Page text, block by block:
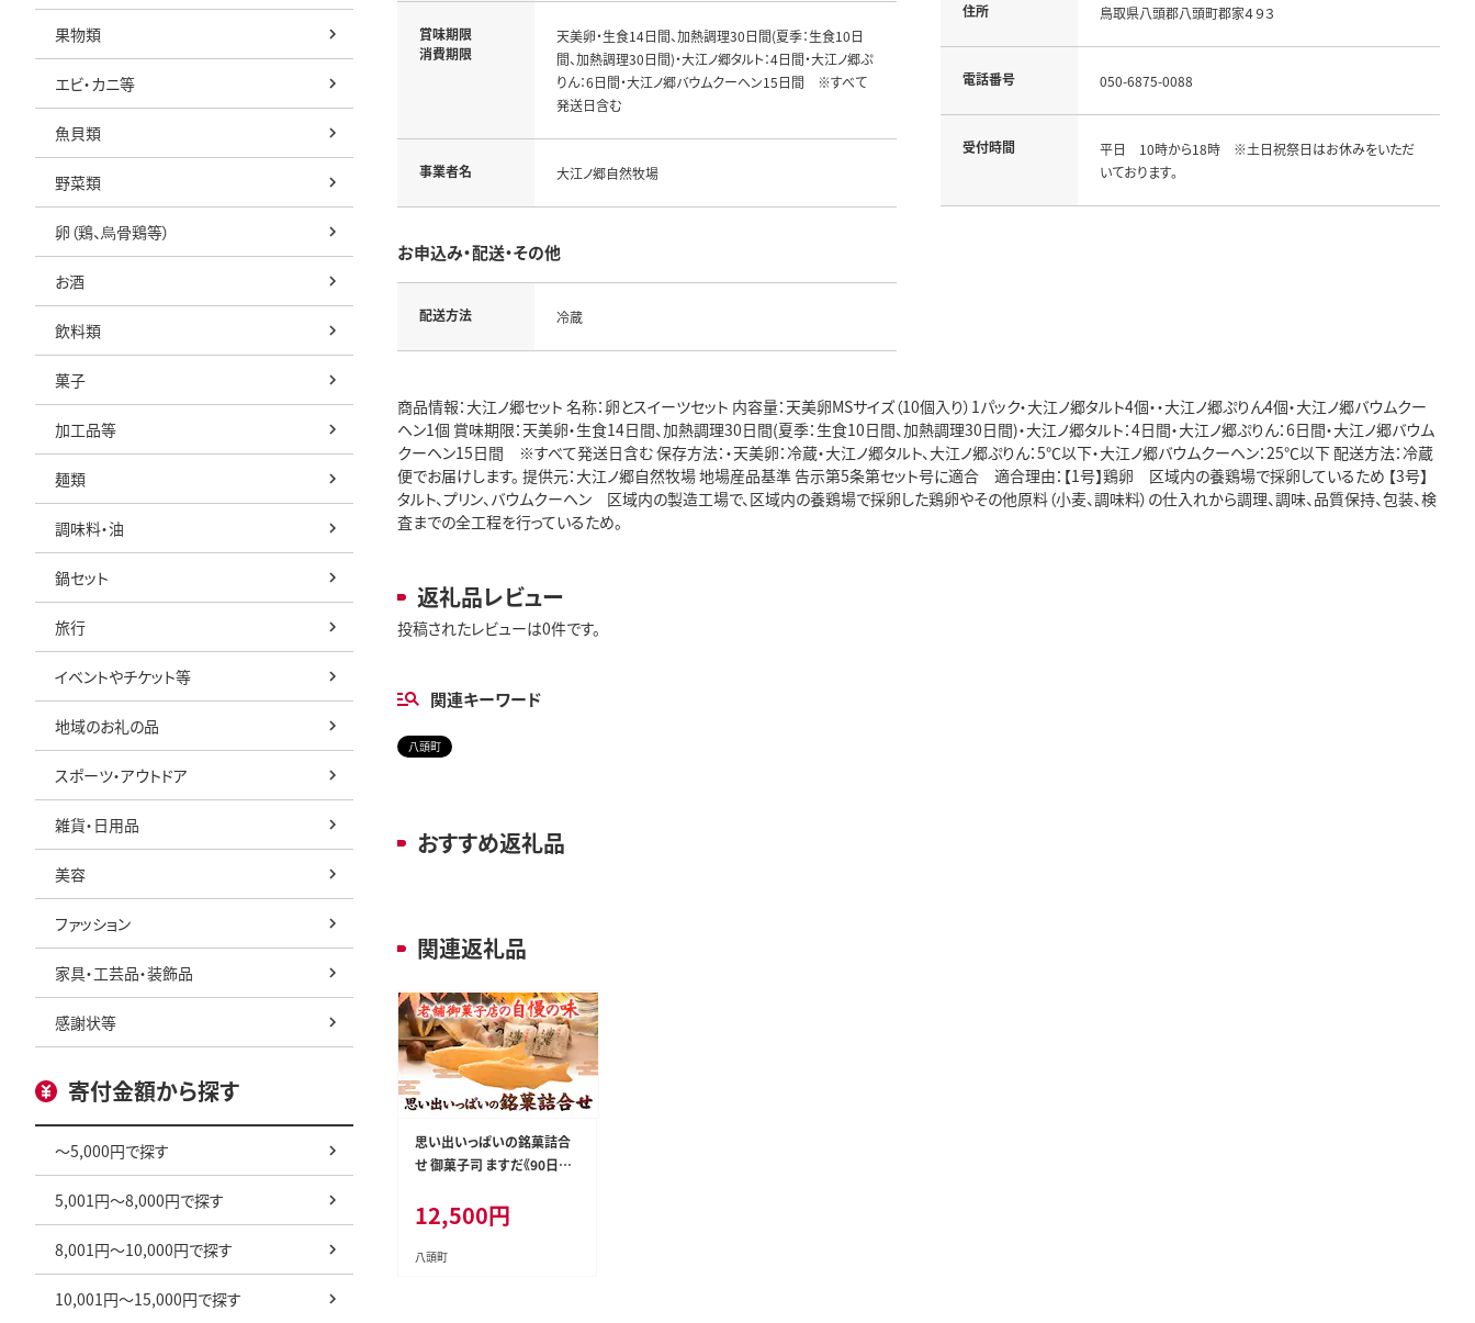
果物類
エビ・カニ等
魚貝類
野菜類
卵（鶏、烏骨鶏等）
お酒
飲料類
菓子
加工品等
麺類
調味料・油
鍋セット
旅行
イベントやチケット等
地域のお礼の品
スポーツ・アウトドア
雑貨・日用品
美容
ファッション
家具・工芸品・装飾品
感謝状等
寄付金額から探す
～5,000円で探す
5,001円～8,000円で探す
8,001円～10,000円で探す
10,001円～15,000円で探す
賞味期限
消費期限
天美卵・生食14日間、加熱調理30日間(夏季：生食10日
間、加熱調理30日間)・大江ノ郷タルト：4日間・大江ノ郷ぷ
りん：6日間・大江ノ郷バウムクーヘン15日間 ※すべて
発送日含む
事業者名 大江ノ郷自然牧場
お申込み・配送・その他
配送方法 冷蔵
住所 鳥取県八頭郡八頭町郡家４９３
電話番号 050-6875-0088
受付時間
平日 10時から18時 ※土日祝祭日はお休みをいただ
いております。
商品情報：大江ノ郷セット 名称：卵とスイーツセット 内容量：天美卵MSサイズ（10個入り）1パック・大江ノ郷タルト4個・・大江ノ郷ぷりん4個・大江ノ郷バウムクー
ヘン1個 賞味期限：天美卵・生食14日間、加熱調理30日間(夏季：生食10日間、加熱調理30日間)・大江ノ郷タルト：4日間・大江ノ郷ぷりん：6日間・大江ノ郷バウム
クーヘン15日間 ※すべて発送日含む 保存方法：・天美卵：冷蔵・大江ノ郷タルト、大江ノ郷ぷりん：5℃以下・大江ノ郷バウムクーヘン：25℃以下 配送方法：冷蔵
便でお届けします。 提供元：大江ノ郷自然牧場 地場産品基準 告示第5条第セット号に適合 適合理由：【1号】鶏卵 区域内の養鶏場で採卵しているため 【3号】
タルト、プリン、バウムクーヘン 区域内の製造工場で、区域内の養鶏場で採卵した鶏卵やその他原料（小麦、調味料）の仕入れから調理、調味、品質保持、包装、検
査までの全工程を行っているため。
返礼品レビュー
投稿されたレビューは0件です。
関連キーワード
八頭町
おすすめ返礼品
関連返礼品
思い出いっぱいの銘菓詰合
せ 御菓子司 ますだ《90日以
鳥取県 八頭町 お菓子 和菓
子 お茶うけ スイーツ 饅頭
まんじゅう どら焼き どらやき
12,500円
八頭町